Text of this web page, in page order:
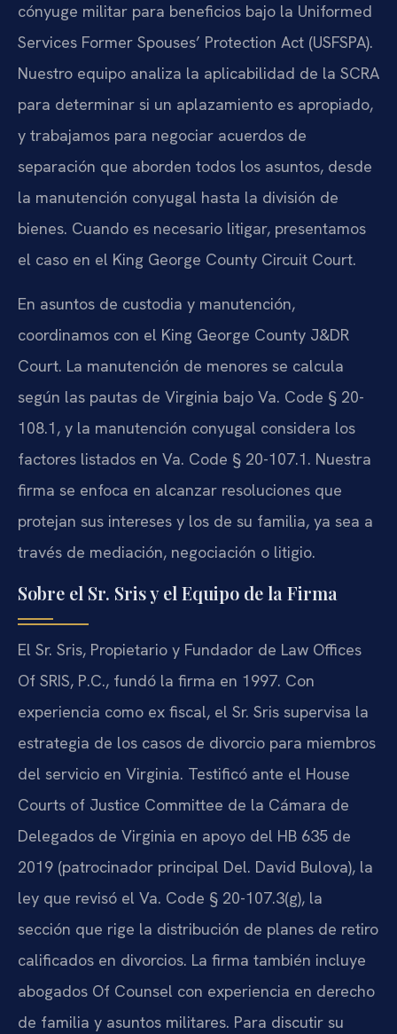
cónyuge militar para beneficios bajo la Uniformed
Services Former Spouses’ Protection Act (USFSPA).
Nuestro equipo analiza la aplicabilidad de la SCRA
para determinar si un aplazamiento es apropiado,
y trabajamos para negociar acuerdos de
separación que aborden todos los asuntos, desde
la manutención conyugal hasta la división de
bienes. Cuando es necesario litigar, presentamos
el caso en el King George County Circuit Court.
En asuntos de custodia y manutención,
coordinamos con el King George County J&DR
Court. La manutención de menores se calcula
según las pautas de Virginia bajo Va. Code § 20-
108.1, y la manutención conyugal considera los
factores listados en Va. Code § 20-107.1. Nuestra
firma se enfoca en alcanzar resoluciones que
protejan sus intereses y los de su familia, ya sea a
través de mediación, negociación o litigio.
Sobre el Sr. Sris y el Equipo de la Firma
El Sr. Sris, Propietario y Fundador de Law Offices
Of SRIS, P.C., fundó la firma en 1997. Con
experiencia como ex fiscal, el Sr. Sris supervisa la
estrategia de los casos de divorcio para miembros
del servicio en Virginia. Testificó ante el House
Courts of Justice Committee de la Cámara de
Delegados de Virginia en apoyo del HB 635 de
2019 (patrocinador principal Del. David Bulova), la
ley que revisó el Va. Code § 20-107.3(g), la
sección que rige la distribución de planes de retiro
calificados en divorcios. La firma también incluye
abogados Of Counsel con experiencia en derecho
de familia y asuntos militares. Para discutir su